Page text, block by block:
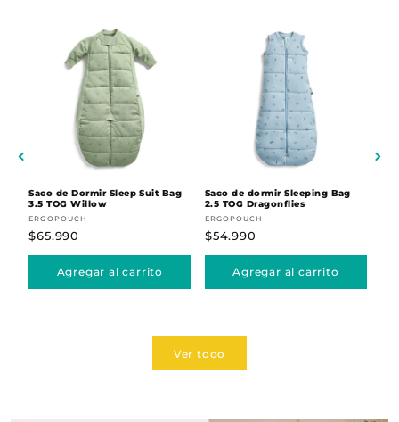
Saco de Dormir Sleep Suit Bag
3.5 TOG Willow
Proveedor:
ERGOPOUCH
Precio
habitual
$65.990
Agregar al carrito
Saco de dormir Sleeping Bag
2.5 TOG Dragonflies
Proveedor:
ERGOPOUCH
Precio
habitual
$54.990
Agregar al carrito
Ver todo